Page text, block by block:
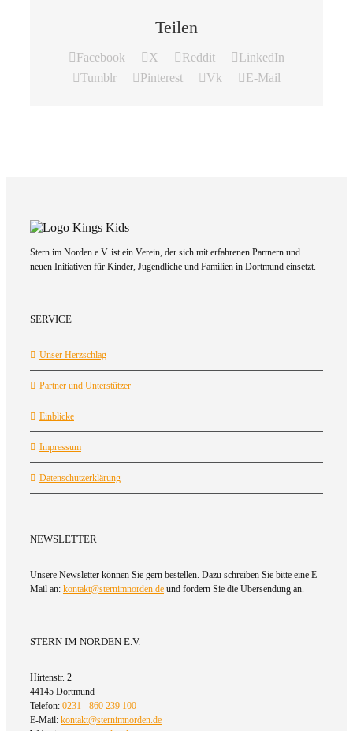
Teilen
Facebook X Reddit
LinkedIn
Tumblr
Pinterest Vk E-Mail
Stern im Norden e.V. ist ein Verein, der sich mit erfahrenen Partnern und
neuen Initiativen für Kinder, Jugendliche und Familien in Dortmund einsetzt.
SERVICE
Unser Herzschlag
Partner und Unterstützer
Einblicke
Impressum
Datenschutzerklärung
NEWSLETTER
Unsere Newsletter können Sie gern bestellen. Dazu schreiben Sie bitte eine E-
Mail an: kontakt@sternimnorden.de und fordern Sie die Übersendung an.
STERN IM NORDEN E.V.
Hirtenstr. 2
44145 Dortmund
Telefon: 0231 - 860 239 100
E-Mail: kontakt@sternimnorden.de